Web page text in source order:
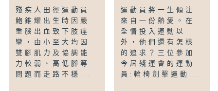
殘疾人田徑運動員
鮑錐耀出生時因嚴
重腦出血致下肢痙
攣，由小至大均因
雙腳肌力及協調能
力較弱、高低腳等
問題而走路不穩...
運動員將一生傾注
來自一份熱愛。在
全情投入運動以
外，他們還有怎樣
的追求？三位參加
今屆殘運會的運動
員:輪椅劍擊運動...